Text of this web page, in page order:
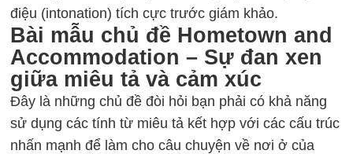
điệu (intonation) tích cực trước giám khảo.
Bài mẫu chủ đề Hometown and
Accommodation – Sự đan xen
giữa miêu tả và cảm xúc
Đây là những chủ đề đòi hỏi bạn phải có khả năng
sử dụng các tính từ miêu tả kết hợp với các cấu trúc
nhấn mạnh để làm cho câu chuyện về nơi ở của